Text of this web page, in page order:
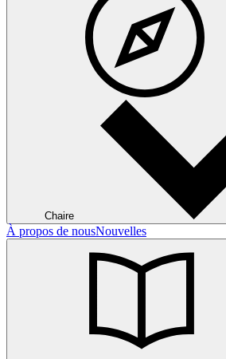
Chaire
À propos de nousNouvelles